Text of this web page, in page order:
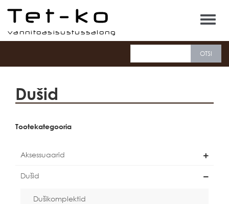
Tet-ko
Dušid
Tootekategooria
Aksessuaarid
Dušid
Dušikomplektid